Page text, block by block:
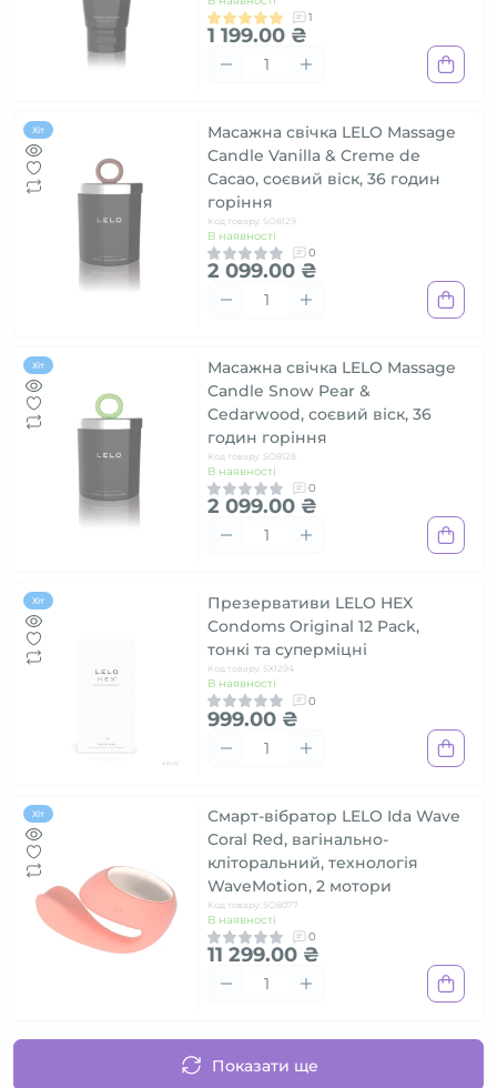
1
1 199.00 ₴
Хіт
Масажна свічка LELO Massage
Candle Vanilla & Creme de
Cacao, соєвий віск, 36 годин
горіння
Код товару: SO8129
В наявності
0
2 099.00 ₴
Хіт
Масажна свічка LELO Massage
Candle Snow Pear &
Cedarwood, соєвий віск, 36
годин горіння
Код товару: SO8128
В наявності
0
2 099.00 ₴
Хіт
Презервативи LELO HEX
Condoms Original 12 Pack,
тонкі та суперміцні
Код товару: SX1294
В наявності
0
999.00 ₴
Хіт
Смарт-вібратор LELO Ida Wave
Coral Red, вагінально-
кліторальний, технологія
WaveMotion, 2 мотори
Код товару: SO8077
В наявності
0
11 299.00 ₴
Показати ще